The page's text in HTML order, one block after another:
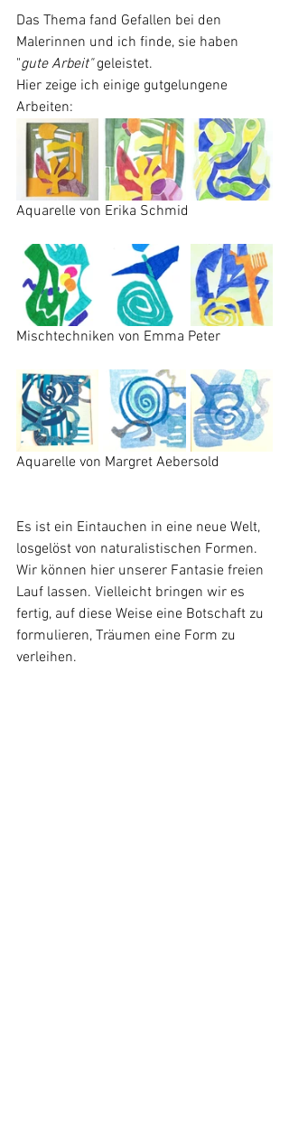
Das Thema fand Gefallen bei den
Malerinnen und ich finde, sie haben
"gute Arbeit" geleistet.
Hier zeige ich einige gutgelungene
Arbeiten:
Aquarelle von Erika Schmid
Mischtechniken von Emma Peter
Aquarelle von Margret Aebersold
Es ist ein Eintauchen in eine neue Welt,
losgelöst von naturalistischen Formen.
Wir können hier unserer Fantasie freien
Lauf lassen. Vielleicht bringen wir es
fertig, auf diese Weise eine Botschaft zu
formulieren, Träumen eine Form zu
verleihen.